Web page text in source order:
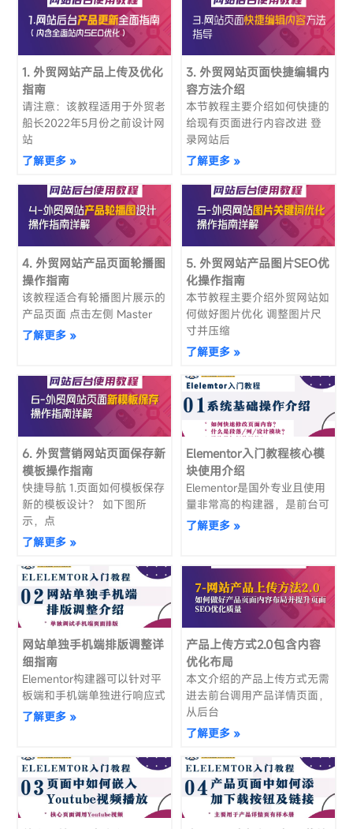
1. 外贸网站产品上传及优化
指南
请注意：该教程适用于外贸老
船长2022年5月份之前设计网
站
了解更多 »
3. 外贸网站页面快捷编辑内
容方法介绍
本节教程主要介绍如何快捷的
给现有页面进行内容改进 登
录网站后
了解更多 »
4. 外贸网站产品页面轮播图
操作指南
该教程适合有轮播图片展示的
产品页面 点击左侧 Master
了解更多 »
5. 外贸网站产品图片SEO优
化操作指南
本节教程主要介绍外贸网站如
何做好图片优化 调整图片尺
寸并压缩
了解更多 »
6. 外贸营销网站页面保存新
模板操作指南
快捷导航 1.页面如何模板保存
新的模板设计？ 如下图所
示，点
了解更多 »
Elementor入门教程核心模
块使用介绍
Elementor是国外专业且使用
量非常高的构建器，是前台可
了解更多 »
网站单独手机端排版调整详
细指南
Elementor构建器可以针对平
板端和手机端单独进行响应式
了解更多 »
产品上传方式2.0包含内容
优化布局
本文介绍的产品上传方式无需
进去前台调用产品详情页面，
从后台
了解更多 »